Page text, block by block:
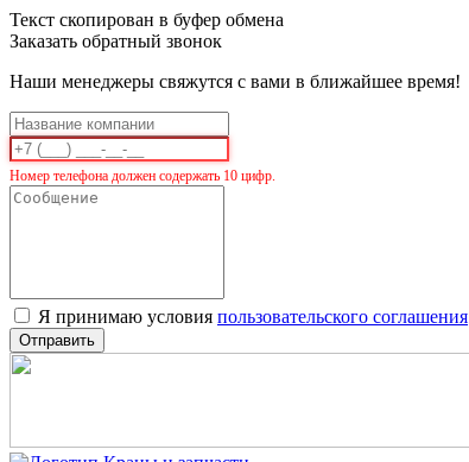
Текст скопирован в буфер обмена
Заказать обратный звонок
Наши менеджеры свяжутся с вами в ближайшее время!
Номер телефона должен содержать 10 цифр.
Я принимаю условия пользовательского соглашения
Отправить